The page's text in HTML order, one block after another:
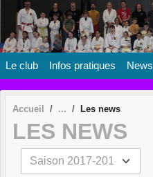
Le club Infos pratiques News
Accueil Les news
LES NEWS